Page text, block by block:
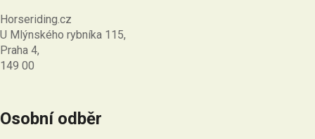
Horseriding.cz
U Mlýnského rybníka 115,
Praha 4,
149 00
Osobní odběr